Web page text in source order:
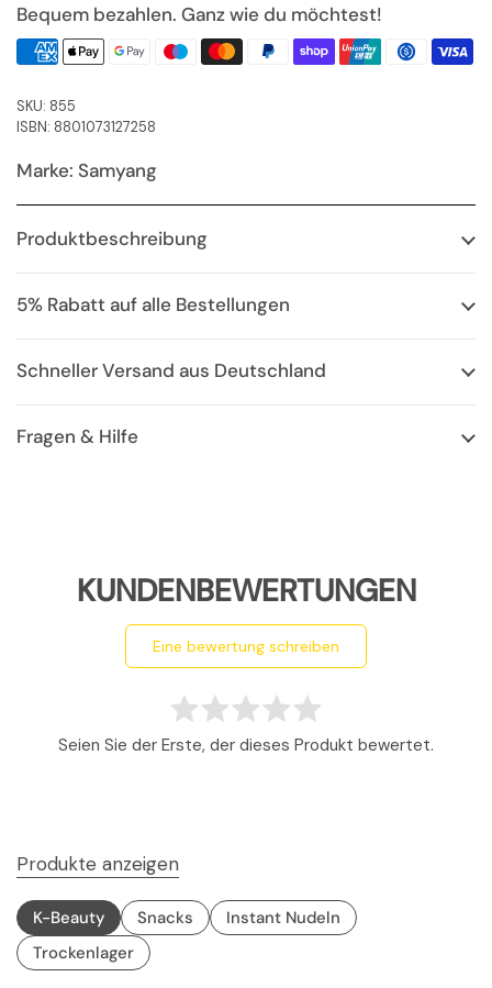
Bequem bezahlen. Ganz wie du möchtest!
SKU: 855
ISBN: 8801073127258
Marke: Samyang
Produktbeschreibung
5% Rabatt auf alle Bestellungen
Schneller Versand aus Deutschland
Fragen & Hilfe
KUNDENBEWERTUNGEN
eine bewertung schreiben
Seien Sie der Erste, der dieses Produkt bewertet.
Produkte anzeigen
K-Beauty Snacks
Instant Nudeln
Trockenlager